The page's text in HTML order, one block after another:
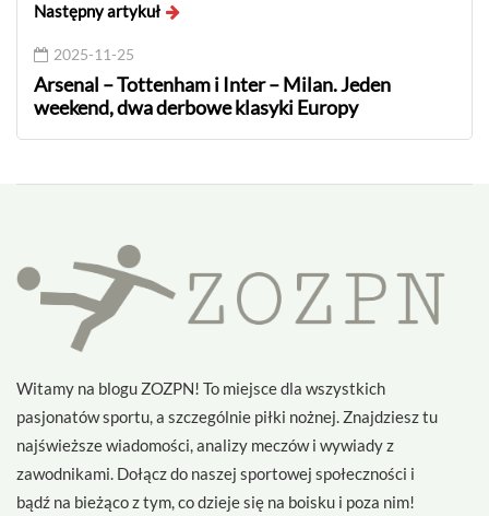
Następny artykuł
2025-11-25
Arsenal – Tottenham i Inter – Milan. Jeden
weekend, dwa derbowe klasyki Europy
Witamy na blogu ZOZPN! To miejsce dla wszystkich
pasjonatów sportu, a szczególnie piłki nożnej. Znajdziesz tu
najświeższe wiadomości, analizy meczów i wywiady z
zawodnikami. Dołącz do naszej sportowej społeczności i
bądź na bieżąco z tym, co dzieje się na boisku i poza nim!